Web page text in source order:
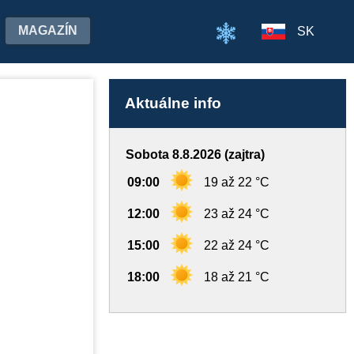
MAGAZÍN SK
Aktuálne info
Sobota 8.8.2026 (zajtra)
09:00 19 až 22 °C
12:00 23 až 24 °C
15:00 22 až 24 °C
18:00 18 až 21 °C